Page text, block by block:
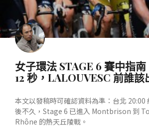
女子環法 STAGE 6 賽中指
12 秒，LALOUVESC 前誰該
本文以發稿時可確認資料為準：台北 20:00
後不久，Stage 6 已進入 Montbrison 到
Rhône 的熱天丘陵戰。